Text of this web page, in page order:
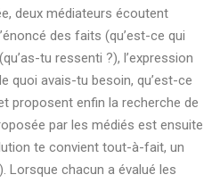
deux médiateurs écoutent
des faits (qu’est-ce qui
tu ressenti ?), l’expression
quoi avais-tu besoin, qu’est-ce
proposent enfin la recherche de
par les médiés est ensuite
te convient tout-à-fait, un
Lorsque chacun a évalué les